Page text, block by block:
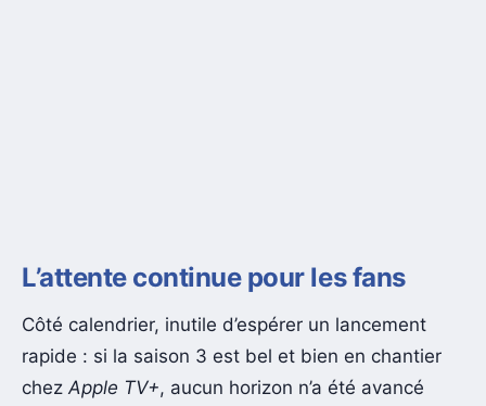
L’attente continue pour les fans
Côté calendrier, inutile d’espérer un lancement
rapide : si la saison 3 est bel et bien en chantier
chezApple TV+, aucun horizon n’a été avancé